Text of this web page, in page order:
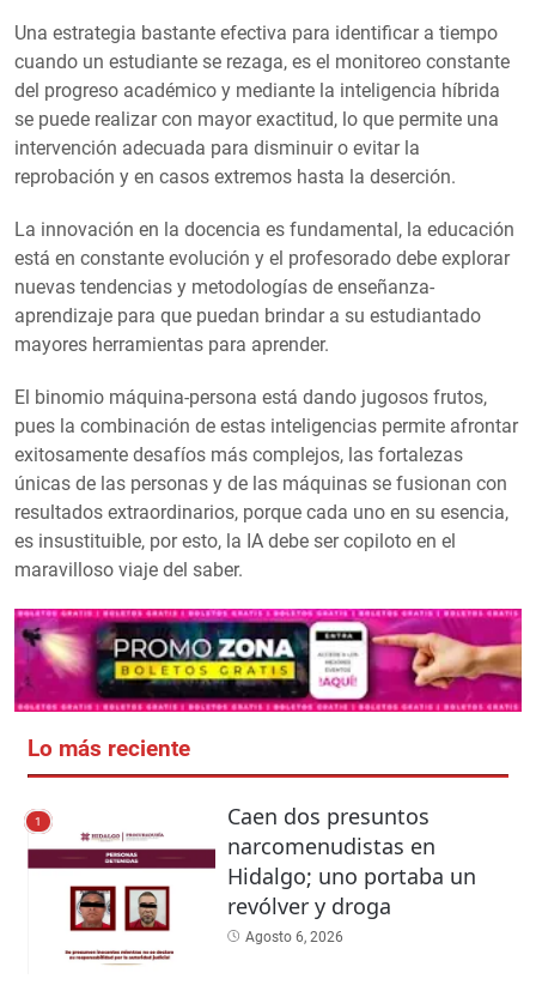
Una estrategia bastante efectiva para identificar a tiempo
cuando un estudiante se rezaga, es el monitoreo constante
del progreso académico y mediante la inteligencia híbrida
se puede realizar con mayor exactitud, lo que permite una
intervención adecuada para disminuir o evitar la
reprobación y en casos extremos hasta la deserción.
La innovación en la docencia es fundamental, la educación
está en constante evolución y el profesorado debe explorar
nuevas tendencias y metodologías de enseñanza-
aprendizaje para que puedan brindar a su estudiantado
mayores herramientas para aprender.
El binomio máquina-persona está dando jugosos frutos,
pues la combinación de estas inteligencias permite afrontar
exitosamente desafíos más complejos, las fortalezas
únicas de las personas y de las máquinas se fusionan con
resultados extraordinarios, porque cada uno en su esencia,
es insustituible, por esto, la IA debe ser copiloto en el
maravilloso viaje del saber.
Lo más reciente
1
Caen dos presuntos
narcomenudistas en
Hidalgo; uno portaba un
revólver y droga
Agosto 6, 2026